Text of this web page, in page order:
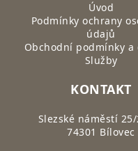
Úvod
Podmínky ochrany
údajů
Obchodní podmínky a
Služby
KONTAKT
Slezské náměstí
74301 Bílovec